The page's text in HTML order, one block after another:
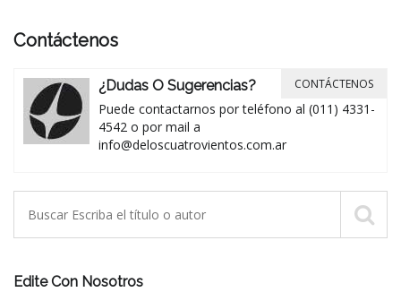
Contáctenos
¿Dudas O Sugerencias?
Puede contactarnos por teléfono al (011) 4331-
4542 o por mail a
info@deloscuatrovientos.com.ar
CONTÁCTENOS
Edite Con Nosotros